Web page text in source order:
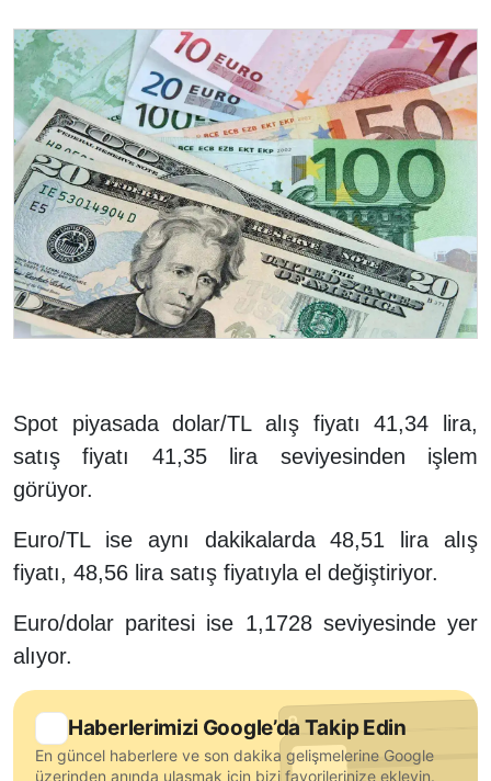
Spot piyasada dolar/TL alış fiyatı 41,34 lira,
satış fiyatı 41,35 lira seviyesinden işlem
görüyor.
Euro/TL ise aynı dakikalarda 48,51 lira alış
fiyatı, 48,56 lira satış fiyatıyla el değiştiriyor.
Euro/dolar paritesi ise 1,1728 seviyesinde yer
alıyor.
Haberlerimizi Google’da Takip Edin
En güncel haberlere ve son dakika gelişmelerine Google
üzerinden anında ulaşmak için bizi favorilerinize ekleyin.